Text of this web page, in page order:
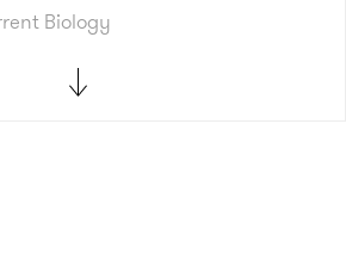
Biology